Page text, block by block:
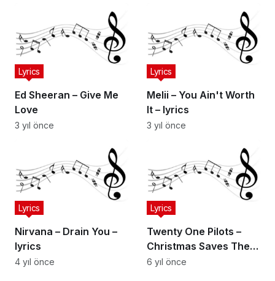
Ed Sheeran – Give Me
Love
Lyrics
3 yıl önce
Melii – You Ain't Worth
It – lyrics
Lyrics
3 yıl önce
Nirvana – Drain You –
lyrics
Lyrics
4 yıl önce
Twenty One Pilots –
Christmas Saves The
Year
Lyrics
6 yıl önce